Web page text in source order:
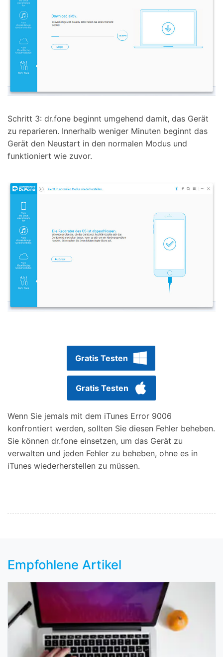
Schritt 3: dr.fone beginnt umgehend damit, das Gerät
zu reparieren. Innerhalb weniger Minuten beginnt das
Gerät den Neustart in den normalen Modus und
funktioniert wie zuvor.
Gratis Testen
Gratis Testen
Wenn Sie jemals mit dem iTunes Error 9006
konfrontiert werden, sollten Sie diesen Fehler beheben.
Sie können dr.fone einsetzen, um das Gerät zu
verwalten und jeden Fehler zu beheben, ohne es in
iTunes wiederherstellen zu müssen.
Empfohlene Artikel